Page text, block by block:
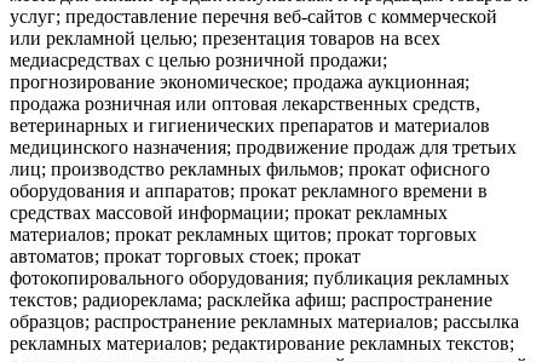
услуг; предоставление перечня веб-сайтов с коммерческой
или рекламной целью; презентация товаров на всех
медиасредствах с целью розничной продажи;
прогнозирование экономическое; продажа аукционная;
продажа розничная или оптовая лекарственных средств,
ветеринарных и гигиенических препаратов и материалов
медицинского назначения; продвижение продаж для третьих
лиц; производство рекламных фильмов; прокат офисного
оборудования и аппаратов; прокат рекламного времени в
средствах массовой информации; прокат рекламных
материалов; прокат рекламных щитов; прокат торговых
автоматов; прокат торговых стоек; прокат
фотокопировального оборудования; публикация рекламных
текстов; радиореклама; расклейка афиш; распространение
образцов; распространение рекламных материалов; рассылка
рекламных материалов; редактирование рекламных текстов;